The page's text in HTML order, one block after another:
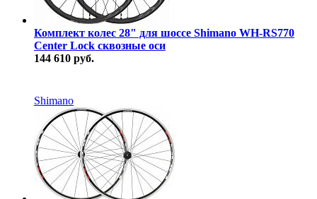
Комплект колес 28" для шоссе Shimano WH-RS770
Center Lock сквозные оси
144 610 руб.
Shimano